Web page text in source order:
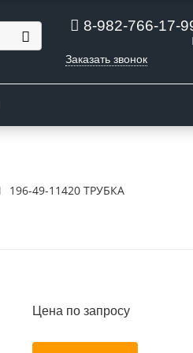
8-982-766-17-
Заказать звонок
196-49-11420 ТРУБКА
Цена по запросу